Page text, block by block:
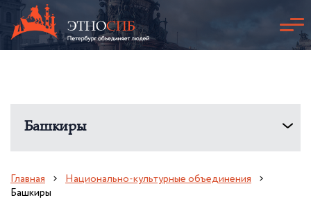
Башкиры
Главная
Национально-культурные объединения
Башкиры